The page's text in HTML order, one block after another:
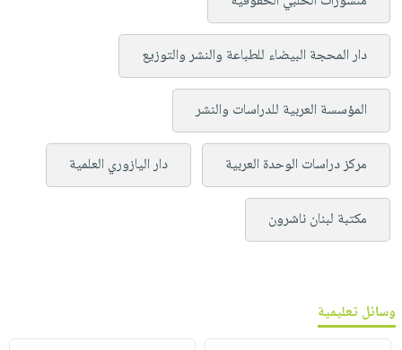
دار المحجة البيضاء للطباعة والنشر والتوزيع
المؤسسة العربية للدراسات والنشر
مركز دراسات الوحدة العربية دار اليازوري العلمية
مكتبة لبنان ناشرون
وسائل تعليمية